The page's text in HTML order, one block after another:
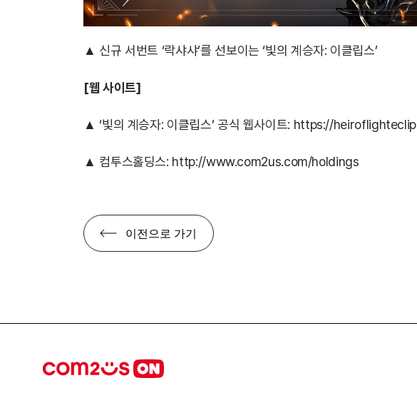
▲ 신규 서번트 ‘락샤샤’를 선보이는 ‘빛의 계승자: 이클립스’
[웹 사이트]
▲ ‘빛의 계승자: 이클립스’ 공식 웹사이트: https://
▲ 컴투스홀딩스: http://www.com2us.com/holdings
이전으로 가기